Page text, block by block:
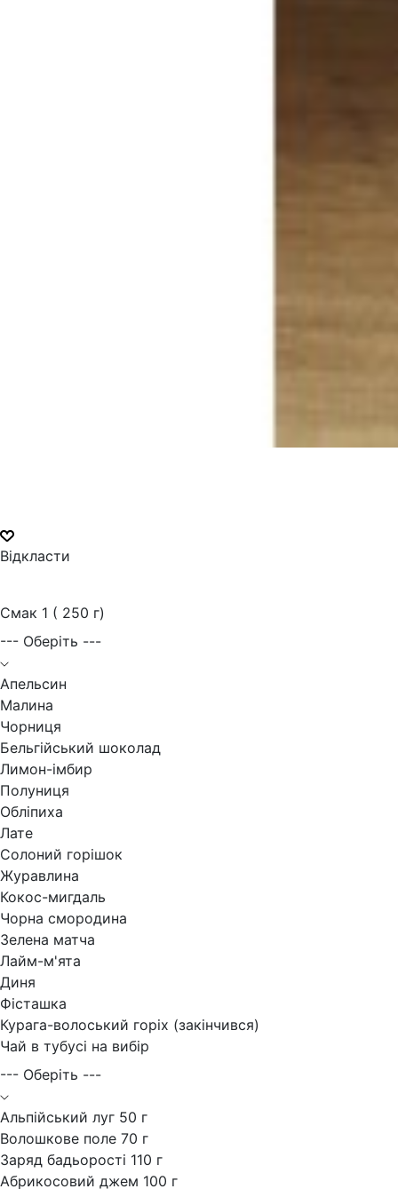
Відкласти
Смак 1 ( 250 г)
--- Оберіть ---
Апельсин
Малина
Чорниця
Бельгійський шоколад
Лимон-імбир
Полуниця
Обліпиха
Лате
Солоний горішок
Журавлина
Кокос-мигдаль
Чорна смородина
Зелена матча
Лайм-м'ята
Диня
Фісташка
Курага-волоський горіх (закінчився)
Чай в тубусі на вибір
--- Оберіть ---
Альпійський луг 50 г
Волошкове поле 70 г
Заряд бадьорості 110 г
Абрикосовий джем 100 г